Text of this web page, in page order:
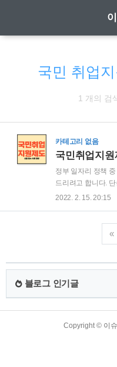
국민 취업
1 개의 검
카테고리 없음
국민취업지원
정부 일자리 정책
드리려고 합니다.
을 한번도 시도해보
태근로종사자 등)
다! 또한 저소득층
입니다. 1. 국민취
원대상 3. 국민취업
업지원제도 지원 프
2022. 2. 15. 20:15
«
블로그 인기글
Copyright © 이
TistoryWhaleSkin3.4